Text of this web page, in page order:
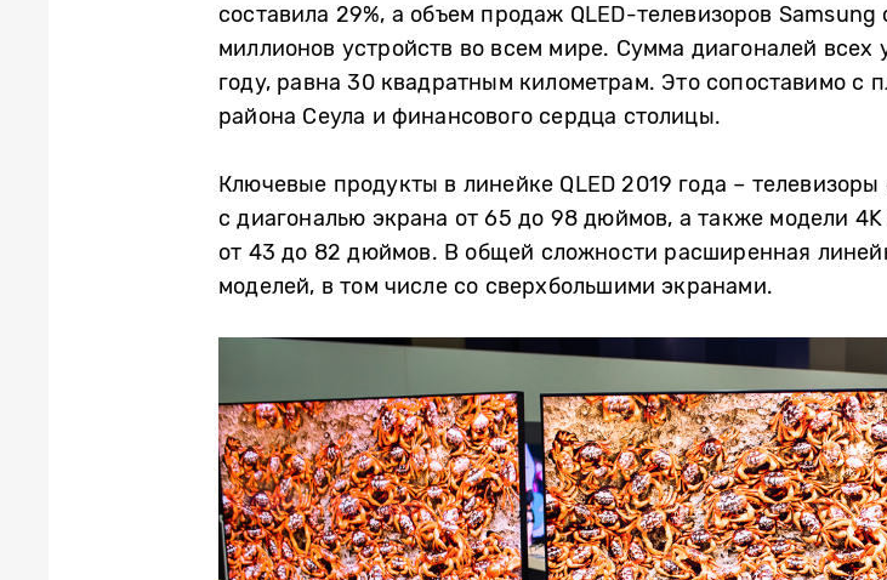
составила 29%, а объем продаж QLED-телевизоров
миллионов устройств во всем мире. Сумма диагоналей
году, равна 30 квадратным километрам. Это сопоставимо
района Сеула и финансового сердца столицы.
Ключевые продукты в линейке QLED 2019 года –
с диагональю экрана от 65 до 98 дюймов, а также модели 4K
от 43 до 82 дюймов. В общей сложности расширенная
моделей, в том числе со сверхбольшими экранами.